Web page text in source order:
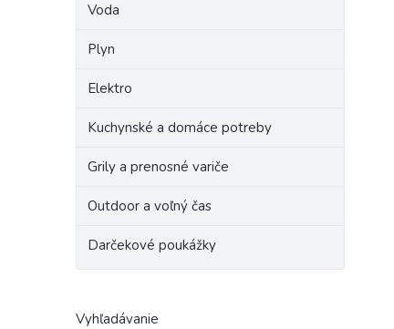
Voda
Plyn
Elektro
Kuchynské a domáce potreby
Grily a prenosné variče
Outdoor a voľný čas
Darčekové poukážky
Vyhľadávanie